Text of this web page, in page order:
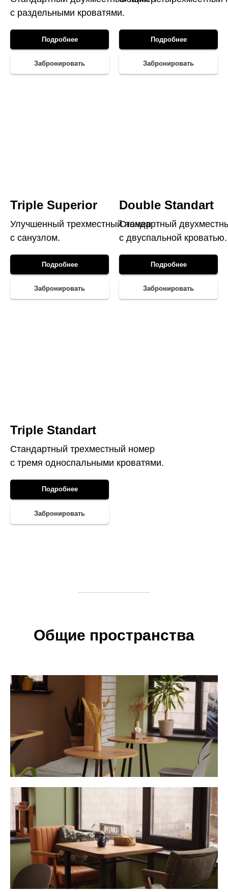
с раздельными кроватями.
Подробнее
Забронировать
Подробнее
Забронировать
Triple Superior
Улучшенный трехместный номер
с санузлом.
Подробнее
Забронировать
Double Standart
Стандартный
с двуспальной кроватью.
Подробнее
Забронировать
Triple Standart
Стандартный трехместный номер
с тремя односпальными кроватями.
Подробнее
Забронировать
Общие пространства